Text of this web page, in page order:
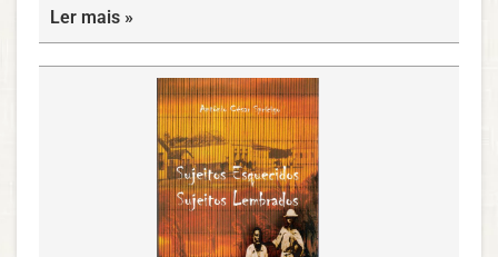
Ler mais »